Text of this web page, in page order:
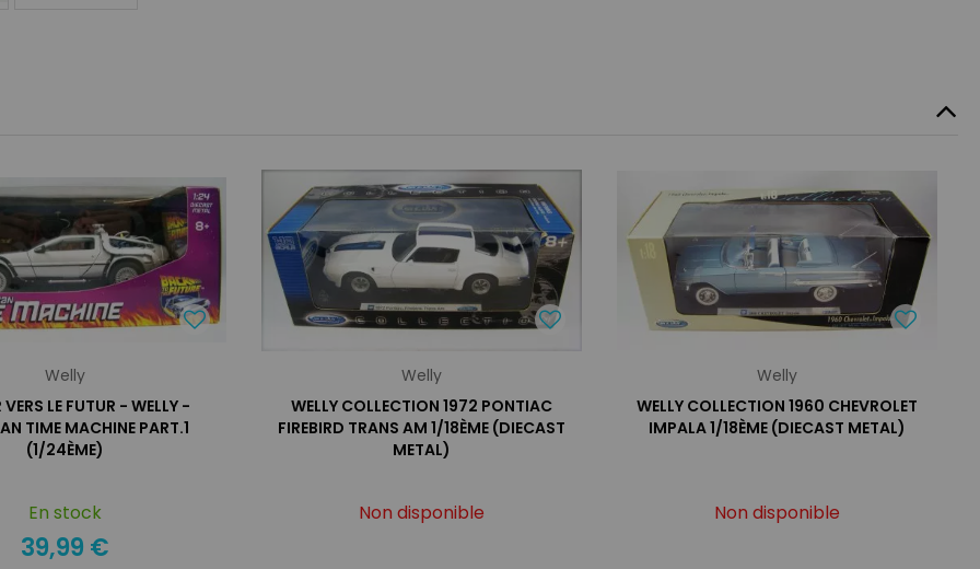
Welly
VERS LE FUTUR - WELLY -
TIME MACHINE PART.1
(1/24ÈME)
En stock
39,99 €
Welly
WELLY COLLECTION 1972 PONTIAC
FIREBIRD TRANS AM 1/18ÈME (DIECAST
METAL)
Non disponible
Welly
WELLY COLLECTION 1960 CHEVROLET
IMPALA 1/18ÈME (DIECAST METAL)
Non disponible